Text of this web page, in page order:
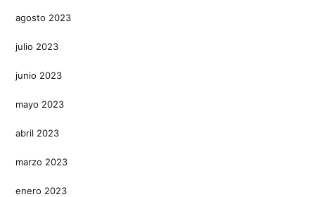
agosto 2023
julio 2023
junio 2023
mayo 2023
abril 2023
marzo 2023
enero 2023